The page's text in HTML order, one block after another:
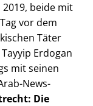
beide mit
vor dem
Täter
Erdogan
mit seinen
News-
Die